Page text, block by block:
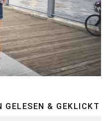
GELESEN & GEKLICKT